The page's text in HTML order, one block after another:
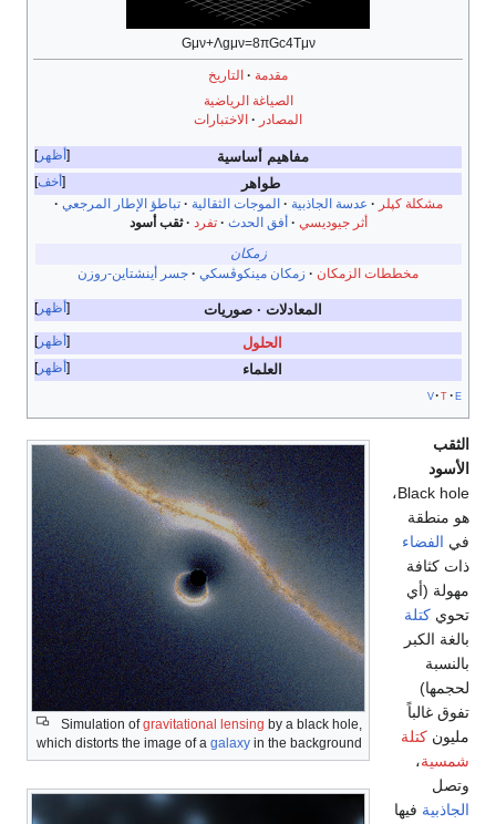
Gμν+Λgμν=8πGc4Tμν
مقدمة
التاريخ
الصياغة الرياضية
المصادر
الاختبارات
أظهر مفاهيم أساسية
أخف طواهر
مشكلة كپلر عدسة الجاذبية الموجات الثقالية
تباطؤ الإطار المرجعي
أثر جيوديسي
أفق الحدث تفرد
ثقب أسود
زمكان
مخططات الزمكان
زمكان مينكوڤسكي جسر أينشتاين-روزن
أظهر المعادلات صوريات
أظهر الحلول
أظهر العلماء
v t e
Simulation ofgravitational lensing by a black hole,
which distorts the image of a galaxy in the background
الثقب
الأسود
Black hole،
هو منطقة
في الفضاء
ذات كثافة
مهولة (أي
تحوي كتلة
بالغة الكبر
بالنسبة
لحجمها)
تفوق غالباً
مليون كتلة
شمسية،
وتصل
الجاذبية فيها